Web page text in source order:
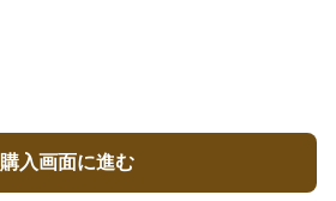
購入画面に進む